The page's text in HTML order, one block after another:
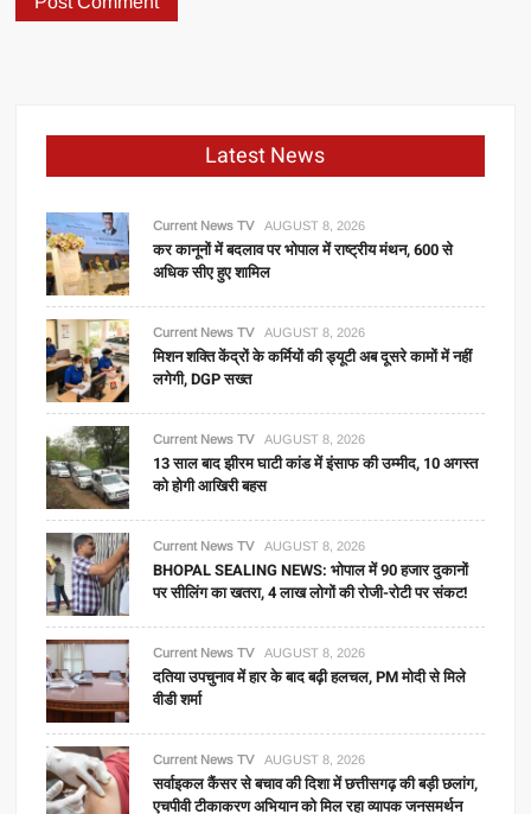
Latest News
Current News TV AUGUST 8, 2026
कर कानूनों में बदलाव पर भोपाल में राष्ट्रीय मंथन, 600 से
अधिक सीए हुए शामिल
Current News TV AUGUST 8, 2026
मिशन शक्ति केंद्रों के कर्मियों की ड्यूटी अब दूसरे कामों में नहीं
लगेगी, DGP सख्त
Current News TV AUGUST 8, 2026
13 साल बाद झीरम घाटी कांड में इंसाफ की उम्मीद, 10 अगस्त
को होगी आखिरी बहस
Current News TV AUGUST 8, 2026
BHOPAL SEALING NEWS: भोपाल में 90 हजार दुकानों
पर सीलिंग का खतरा, 4 लाख लोगों की रोजी-रोटी पर संकट!
Current News TV AUGUST 8, 2026
दतिया उपचुनाव में हार के बाद बढ़ी हलचल, PM मोदी से मिले
वीडी शर्मा
Current News TV AUGUST 8, 2026
सर्वाइकल कैंसर से बचाव की दिशा में छत्तीसगढ़ की बड़ी छलांग,
एचपीवी टीकाकरण अभियान को मिल रहा व्यापक जनसमर्थन